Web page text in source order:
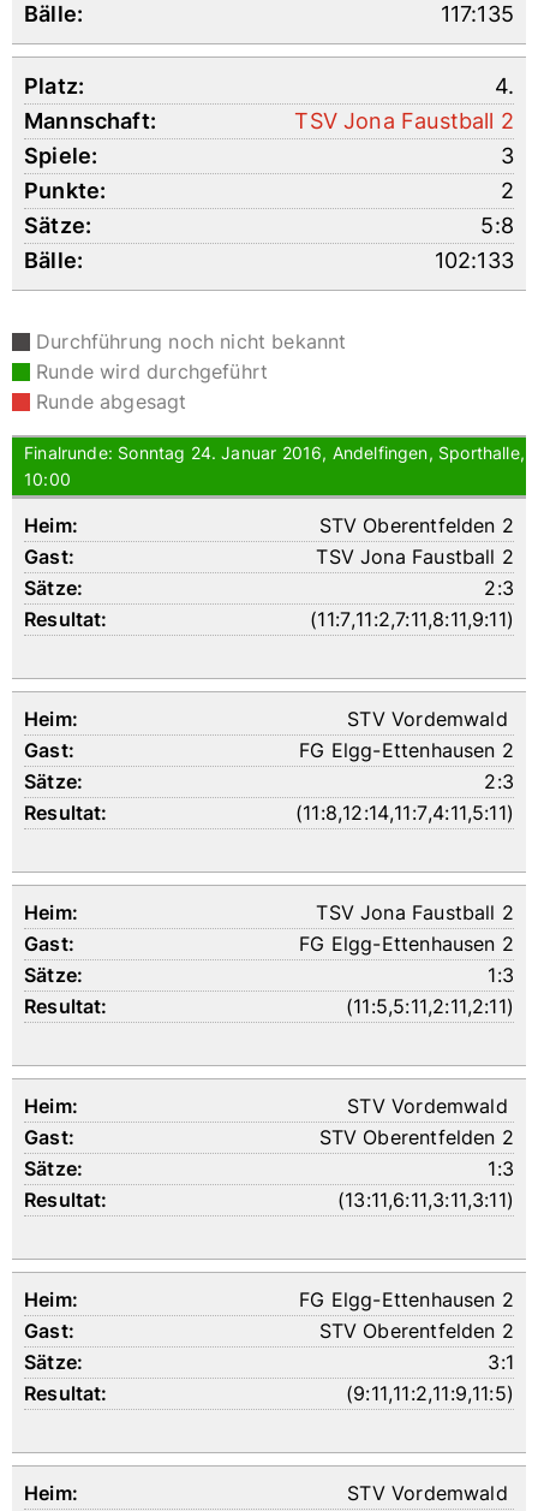
117:135
4.
TSV Jona Faustball 2
3
2
5:8
102:133
Durchführung noch nicht bekannt
Runde wird durchgeführt
Runde abgesagt
Finalrunde: Sonntag 24. Januar 2016, Andelfingen, Sporthalle,
10:00
STV Oberentfelden 2
TSV Jona Faustball 2
2:3
(11:7,11:2,7:11,8:11,9:11)
STV Vordemwald
FG Elgg-Ettenhausen 2
2:3
(11:8,12:14,11:7,4:11,5:11)
TSV Jona Faustball 2
FG Elgg-Ettenhausen 2
1:3
(11:5,5:11,2:11,2:11)
STV Vordemwald
STV Oberentfelden 2
1:3
(13:11,6:11,3:11,3:11)
FG Elgg-Ettenhausen 2
STV Oberentfelden 2
3:1
(9:11,11:2,11:9,11:5)
STV Vordemwald